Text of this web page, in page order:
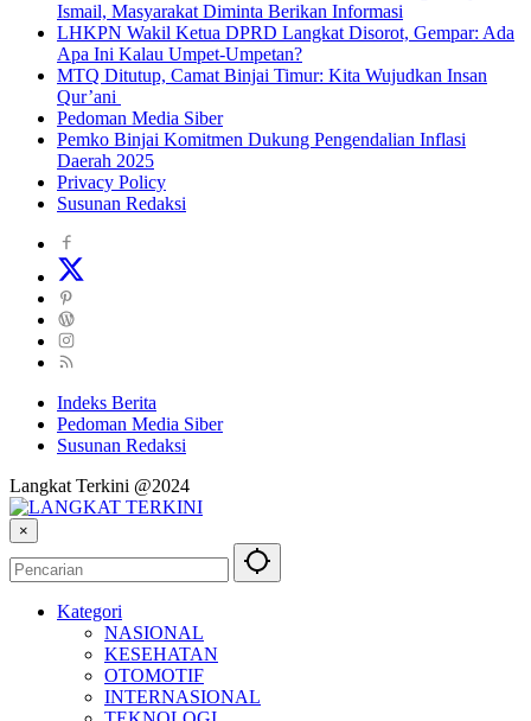
Ismail, Masyarakat Diminta Berikan Informasi
LHKPN Wakil Ketua DPRD Langkat Disorot, Gempar: Ada
Apa Ini Kalau Umpet-Umpetan?
MTQ Ditutup, Camat Binjai Timur: Kita Wujudkan Insan
Qur’ani
Pedoman Media Siber
Pemko Binjai Komitmen Dukung Pengendalian Inflasi
Daerah 2025
Privacy Policy
Susunan Redaksi
Indeks Berita
Pedoman Media Siber
Susunan Redaksi
Langkat Terkini @2024
×
Kategori
NASIONAL
KESEHATAN
OTOMOTIF
INTERNASIONAL